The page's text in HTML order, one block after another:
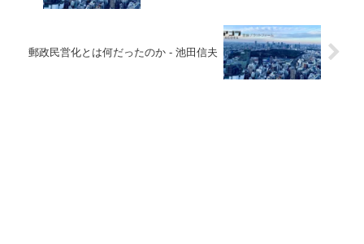
郵政民営化とは何だったのか - 池田信夫